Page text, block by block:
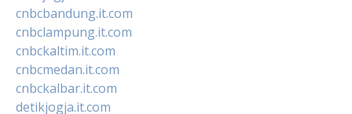
cnbcbandung.it.com
cnbclampung.it.com
cnbckaltim.it.com
cnbcmedan.it.com
cnbckalbar.it.com
detikjogja.it.com